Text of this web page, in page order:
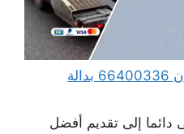
ونش كرين سطحة ام الهيمان 66400336 بدالة
إلى تقديم أفضل